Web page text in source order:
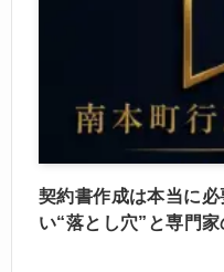
契約書作成は本当に
い“落とし穴”と専門家